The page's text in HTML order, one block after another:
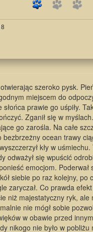
szeroko pysk.
miejscem do
prawie go uśpiły.
Zganił się w
go zarośla. Na całe
bezbrzeżny ocean trawy
kły w
odważył się wpuścić
emocjom. Poderwał
siebie po raz kolejny, po
zaryczał. Co prawda
niż majestatyczny ryk, ale
nie mógł sobie
w obawie przed
nikogo nie było w pobliżu